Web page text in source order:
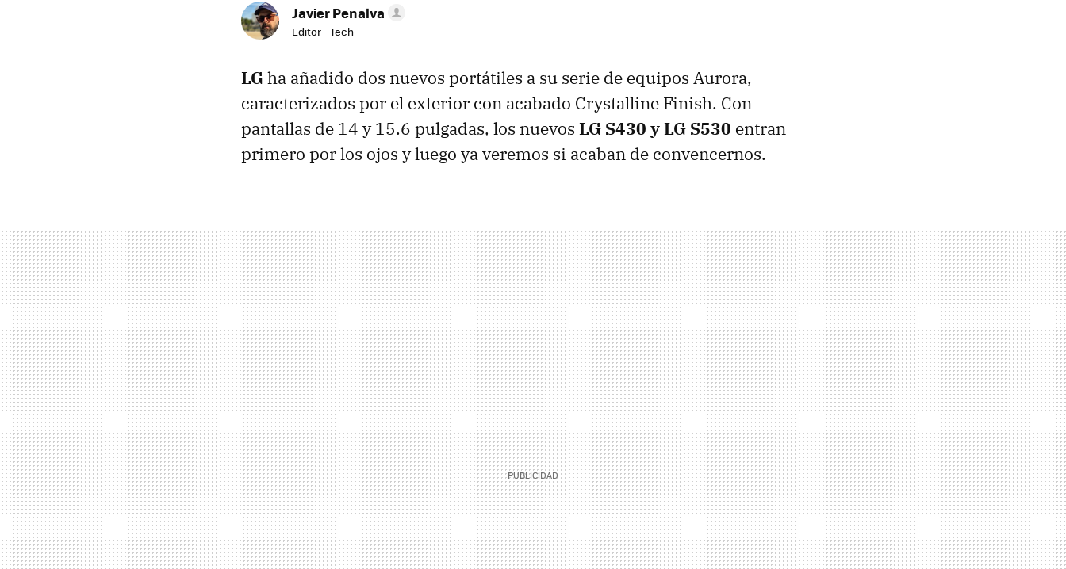
Javier Penalva
Editor - Tech
LGha añadido dos nuevos portátiles a su serie de equipos Aurora,
caracterizados por el exterior con acabado Crystalline Finish. Con
pantallas de 14 y 15.6 pulgadas, los nuevos LG S430 y LG S530 entran
primero por los ojos y luego ya veremos si acaban de convencernos.